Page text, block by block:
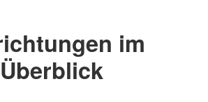
im
Überblick